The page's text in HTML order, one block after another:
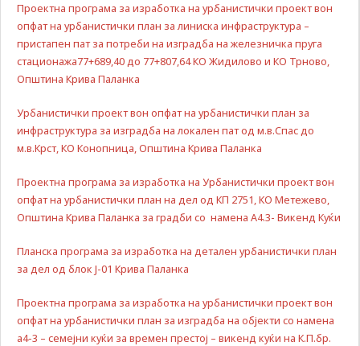
Проектна програма за изработка на урбанистички проект вон
опфат на урбанистички план за линиска инфраструктура –
пристапен пат за потреби на изградба на железничка пруга
стационажа77+689,40 до 77+807,64 КО Жидилово и КО Трново,
Општина Крива Паланка
Урбанистички проект вон опфат на урбанистички план за
инфраструктура за изградба на локален пат од м.в.Спас до
м.в.Крст, КО Конопница, Општина Крива Паланка
Проектна програма за изработка на Урбанистички проект вон
опфат на урбанистички план на дел од КП 2751, КО Метежево,
Општина Крива Паланка за градби со намена А4.3- Викенд Куќи
Планска програма за изработка на детален урбанистички план
за дел од блок Ј-01 Крива Паланка
Проектна програма за изработка на урбанистички проект вон
опфат на урбанистички план за изградба на објекти со намена
а4-3 – семејни куќи за времен престој – викенд куќи на К.П.бр.
страница за
нејзина правилна
работа.Сесиските
колачиња се
овозможиме да
ги добиете
услугите кои сте
ги побарале
страница. Без
овие колачиња,
услугите кои сте
бидат
автоматски ќе
бидат избришани
од Вашиот уред